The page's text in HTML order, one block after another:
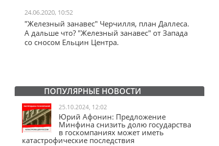
24.06.2020, 10:52
"Железный занавес" Черчилля, план Даллеса.
А дальше что? "Железный занавес" от Запада
со сносом Ельцин Центра.
ПОПУЛЯРНЫЕ НОВОСТИ
25.10.2024, 12:02
Юрий Афонин: Предложение
Минфина снизить долю государства
в госкомпаниях может иметь
катастрофические последствия